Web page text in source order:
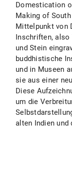
Domestication
Making of
Mittelpunkt von
Inschriften, also
und Stein
buddhistische
und in Museen
sie aus einer
Diese
um die
alten Indien und